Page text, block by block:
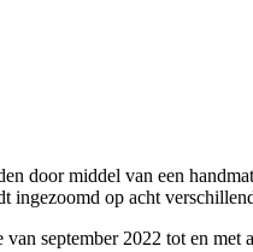
door middel van een
op acht
september 2022 tot en met